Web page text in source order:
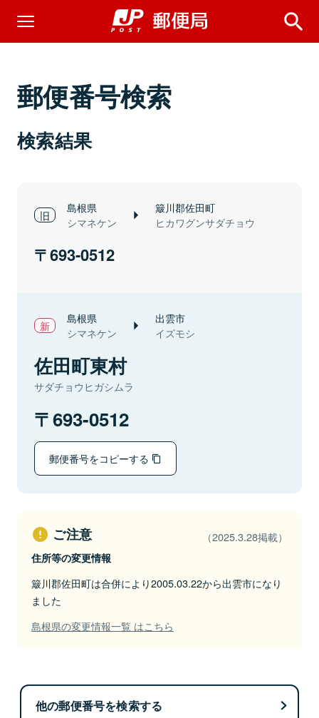
郵便番号検索
検索結果
島根県
シマネケン
簸川郡佐田町
ヒカワグンサダチョウ
693-0512
島根県
シマネケン
出雲市
イズモシ
佐田町東村
サダチョウヒガシムラ
693-0512
郵便番号をコピーする
ご注意 （2025.3.28掲載）
住所等の変更情報
簸川郡佐田町は合併により2005.03.22から出雲市になり
ました
島根県の変更情報一覧 はこちら
他の郵便番号を検索する